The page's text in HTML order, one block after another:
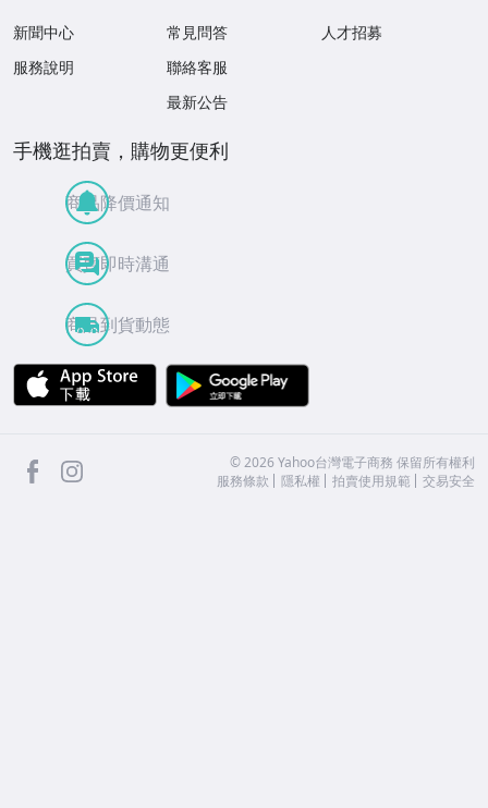
新聞中心
服務說明
常見問答
聯絡客服
最新公告
人才招募
手機逛拍賣，購物更便利
商品降價通知
買賣即時溝通
商品到貨動態
APP Store
facebook ©2026 Yahoo台灣電子商務 保留所有權利
服務條款
隱私權 拍賣使用規範 交易安全